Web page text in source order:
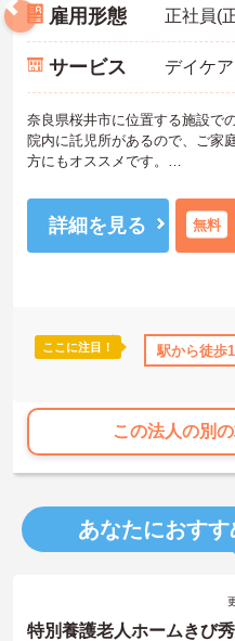
残業少なめ 住宅手当・補
雇用形態 正社員(
サービス デイケア
奈良県桜井市に位置する施設で
院内に託児所があるので、ご家
方にもオススメです。
ので毎日の通勤の負担がありま
残業も少なく福利厚生も整って
詳細を見る 無料
ここに注目！ 駅から徒歩
この法人の別
あなたにおす
特別養護老人ホームきび